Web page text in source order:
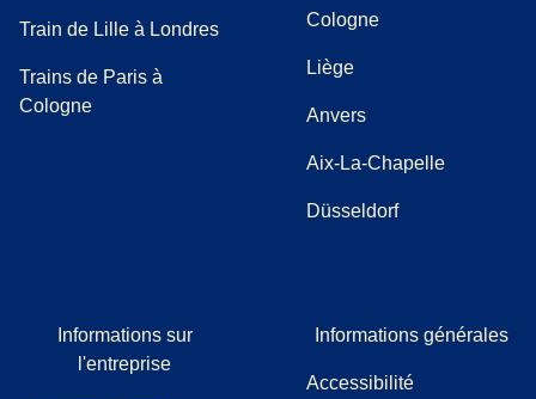
Train de Lille à Londres
Trains de Paris à
Cologne
Cologne
Liège
Anvers
Aix-La-Chapelle
Düsseldorf
Informations sur
l'entreprise
Informations générales
Accessibilité